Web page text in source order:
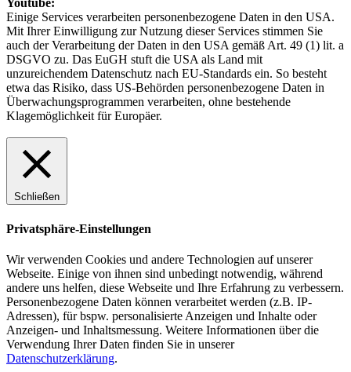
Youtube:
Einige Services verarbeiten personenbezogene Daten in den USA.
Mit Ihrer Einwilligung zur Nutzung dieser Services stimmen Sie
auch der Verarbeitung der Daten in den USA gemäß Art. 49 (1) lit. a
DSGVO zu. Das EuGH stuft die USA als Land mit
unzureichendem Datenschutz nach EU-Standards ein. So besteht
etwa das Risiko, dass US-Behörden personenbezogene Daten in
Überwachungsprogrammen verarbeiten, ohne bestehende
Klagemöglichkeit für Europäer.
Schließen
Privatsphäre-Einstellungen
Wir verwenden Cookies und andere Technologien auf unserer
Webseite. Einige von ihnen sind unbedingt notwendig, während
andere uns helfen, diese Webseite und Ihre Erfahrung zu verbessern.
Personenbezogene Daten können verarbeitet werden (z.B. IP-
Adressen), für bspw. personalisierte Anzeigen und Inhalte oder
Anzeigen- und Inhaltsmessung. Weitere Informationen über die
Verwendung Ihrer Daten finden Sie in unserer
Datenschutzerklärung.